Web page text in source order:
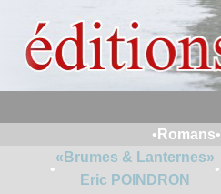
• Romans•
•
«Brumes & Lanternes»
Eric POINDRON
•